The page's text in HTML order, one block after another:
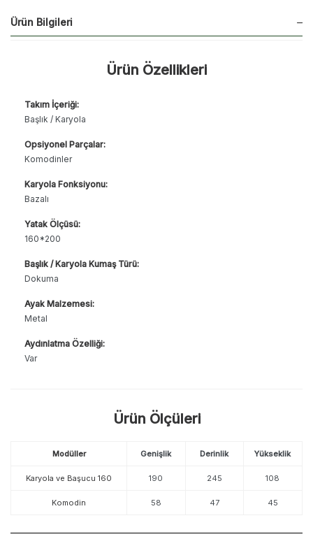
Ürün Bilgileri
Ürün Özellikleri
Takım İçeriği:
Başlık / Karyola
Opsiyonel Parçalar:
Komodinler
Karyola Fonksiyonu:
Bazalı
Yatak Ölçüsü:
160*200
Başlık / Karyola Kumaş Türü:
Dokuma
Ayak Malzemesi:
Metal
Aydınlatma Özelliği:
Var
Ürün Ölçüleri
Modüller Genişlik Derinlik Yükseklik
Karyola ve Başucu 160 190 245 108
Komodin 58 47 45